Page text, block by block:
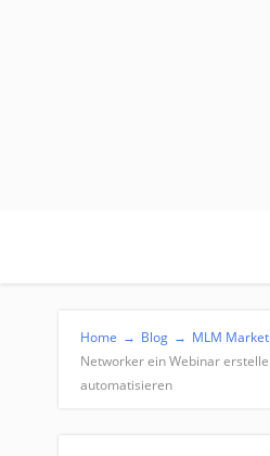
Home → Blog → MLM
Networker ein Webinar
automatisieren